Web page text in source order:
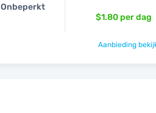
Onbeperkt
$1.80per dag
Aanbieding